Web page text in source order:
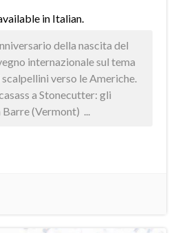
in Italian.
della nascita del
internazionale sul tema
verso le Americhe.
a Stonecutter: gli
(Vermont) ...